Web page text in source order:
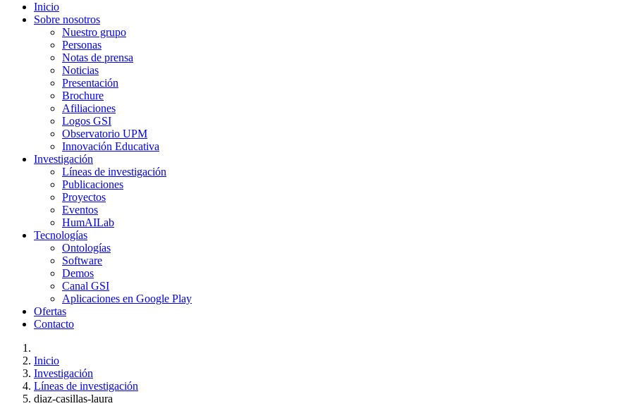
Inicio
Sobre nosotros
Nuestro grupo
Personas
Notas de prensa
Noticias
Presentación
Brochure
Afiliaciones
Logos GSI
Observatorio UPM
Innovación Educativa
Investigación
Líneas de investigación
Publicaciones
Proyectos
Eventos
HumAILab
Tecnologías
Ontologías
Software
Demos
Canal GSI
Aplicaciones en Google Play
Ofertas
Contacto
Inicio
Investigación
Líneas de investigación
diaz-casillas-laura